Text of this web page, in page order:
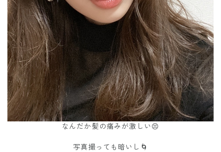
なんだか髪の痛みが激しい😣
写真撮っても暗いし🌀